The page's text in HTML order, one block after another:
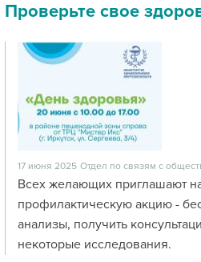
Проверьте свое
17 июня 2025 Отдел по связям с
Всех желающих приглашают
профилактическую акцию -
анализы, получить
некоторые исследования.